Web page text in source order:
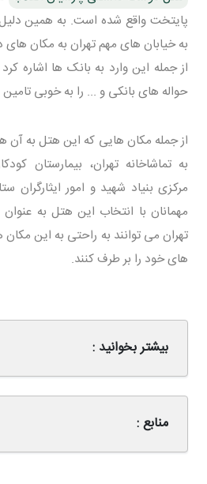
پایتخت واقع شده است. به همین
به خیابان های مهم تهران به مکان
از جمله این وارد به بانک ها اشاره
حواله های بانکی و ... را به خوبی
از جمله مکان هایی که این هتل به
به تماشاخانه تهران، بیمارستان
مرکزی بنیاد شهید و امور ایثارگران
مهمانان با انتخاب این هتل به
تهران می توانند به راحتی به این
های خود را بر طرف کنند.
بیشتر بخوانید :
منابع :